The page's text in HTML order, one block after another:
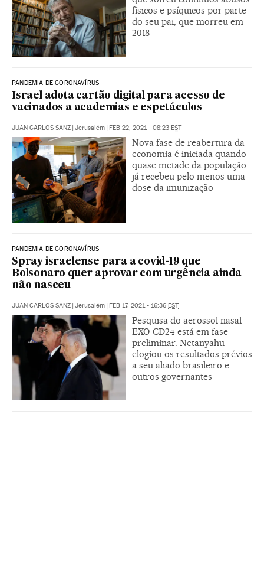
físicos e psíquicos por parte
do seu pai, que morreu em
2018
PANDEMIA DE CORONAVÍRUS
Israel adota cartão digital para acesso de
vacinados a academias e espetáculos
JUAN CARLOS SANZ | Jerusalém | FEB 22, 2021 - 08:23 EST
Nova fase de reabertura da
economia é iniciada quando
quase metade da população
já recebeu pelo menos uma
dose da imunização
PANDEMIA DE CORONAVÍRUS
Spray israelense para a covid-19 que
Bolsonaro quer aprovar com urgência ainda
não nasceu
JUAN CARLOS SANZ | Jerusalém | FEB 17, 2021 - 16:36 EST
Pesquisa do aerossol nasal
EXO-CD24 está em fase
preliminar. Netanyahu
elogiou os resultados prévios
a seu aliado brasileiro e
outros governantes